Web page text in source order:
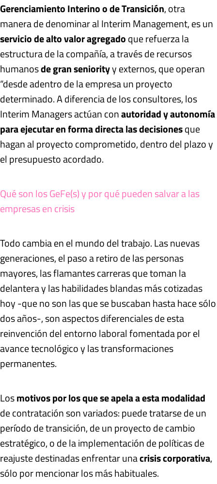
Gerenciamiento Interino o de Transición, otra
manera de denominar al Interim Management, es un
servicio de alto valor agregadoque refuerza la
estructura de la compañía, a través de recursos
humanosde gran seniorityy externos, que operan
“desde adentro de la empresa un proyecto
determinado. A diferencia de los consultores, los
Interim Managers actúan conautoridad y autonomía
para ejecutar en forma directa las decisionesque
hagan al proyecto comprometido, dentro del plazo y
el presupuesto acordado.
Qué son los GeFe(s) y por qué pueden salvar a las
empresas en crisis
Todo cambia en el mundo del trabajo. Las nuevas
generaciones, el paso a retiro de las personas
mayores, las flamantes carreras que toman la
delantera y las habilidades blandas más cotizadas
hoy -que no son las que se buscaban hasta hace sólo
dos años-, son aspectos diferenciales de esta
reinvención del entorno laboral fomentada por el
avance tecnológico y las transformaciones
permanentes.
Losmotivos por los que se apela a esta modalidad
de contratación son variados: puede tratarse de un
período de transición, de un proyecto de cambio
estratégico, o de la implementación de políticas de
reajuste destinadas enfrentar unacrisis corporativa,
sólo por mencionar los más habituales.